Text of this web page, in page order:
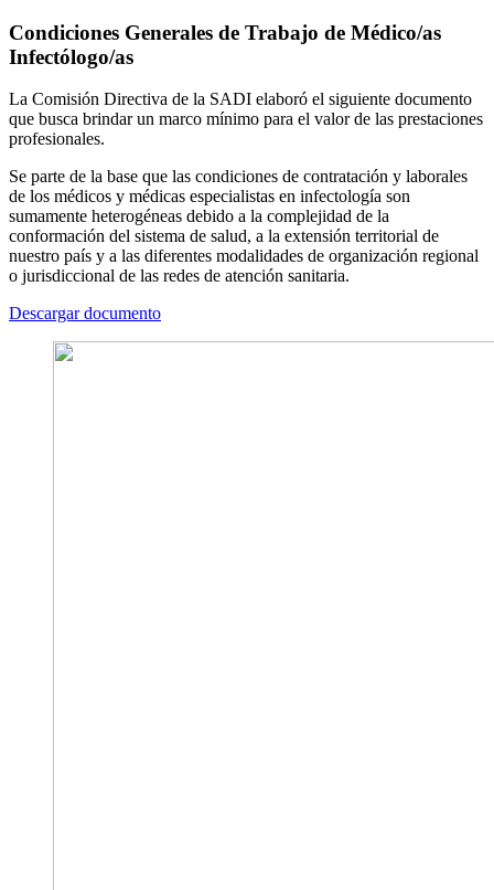
Condiciones Generales de Trabajo de Médico/as
Infectólogo/as
La Comisión Directiva de la SADI elaboró el siguiente documento
que busca brindar un marco mínimo para el valor de las prestaciones
profesionales.
Se parte de la base que las condiciones de contratación y laborales
de los médicos y médicas especialistas en infectología son
sumamente heterogéneas debido a la complejidad de la
conformación del sistema de salud, a la extensión territorial de
nuestro país y a las diferentes modalidades de organización regional
o jurisdiccional de las redes de atención sanitaria.
Descargar documento